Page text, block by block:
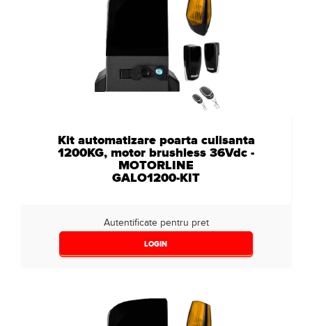
Nespecificat(5)
Kit automatizare poarta culisanta
1200KG, motor brushless 36Vdc -
MOTORLINE
GALO1200-KIT
Autentificate pentru pret
LOGIN